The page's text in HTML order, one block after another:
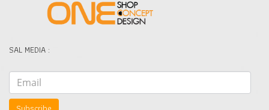
SAL MEDIA :